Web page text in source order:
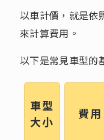
以車計價，就是依
來計算費用。
以下是常見車型的
車型
大小
費用